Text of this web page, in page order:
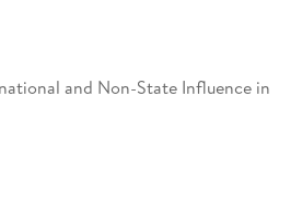
and Non-State Influence in
2. International Factors in
Towards a Theoretical